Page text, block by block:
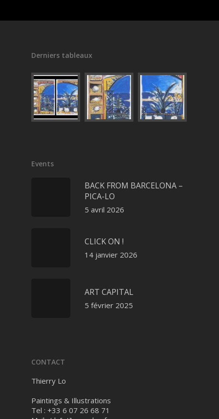
Derniers tableaux
Events
BACK FROM BARCELONA –
PICA-LO
5 avril 2026
CLICK ON !
14 janvier 2026
ART CAPITAL
5 février 2025
CONTACT
Thierry Lo
Paintings & Illustrations
Tel : +33 6 07 26 68 71